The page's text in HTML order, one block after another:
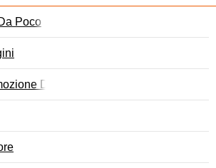
Poco
Da Poco / Pagliaccio Azzurro